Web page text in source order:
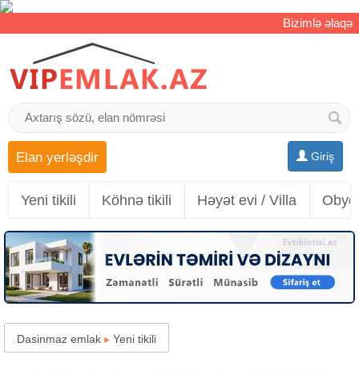
Bizimlə əlaqə
Giriş
Elan yerləşdir
Yeni tikili Köhnə tikili Həyət evi / Villa
Dasinmaz emlak ▸ Yeni tikili